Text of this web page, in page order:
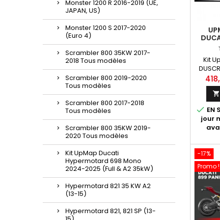
Monster 1200 R 2016-2019 (UE,
JAPAN, US)
Monster 1200 S 2017-2020
(Euro 4)
Scrambler 800 35KW 2017-
2018 Tous modèles
Scrambler 800 2019-2020
Tous modèles
Scrambler 800 2017-2018
Tous modèles
Scrambler 800 35KW 2019-
2020 Tous modèles
Kit UpMap Ducati
Hypermotard 698 Mono
2024-2025 (Full & A2 35kW)
Hypermotard 821 35 KW A2
(13-15)
Hypermotard 821, 821 SP (13-
Kit
pour
KW
"En

 EN
jour
-17%
Promo !